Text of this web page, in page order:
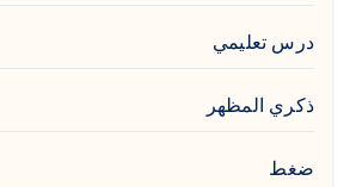
درس تعليمي
ذكري المظهر
ضغط